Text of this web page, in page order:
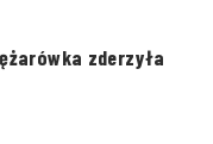
zderzyła